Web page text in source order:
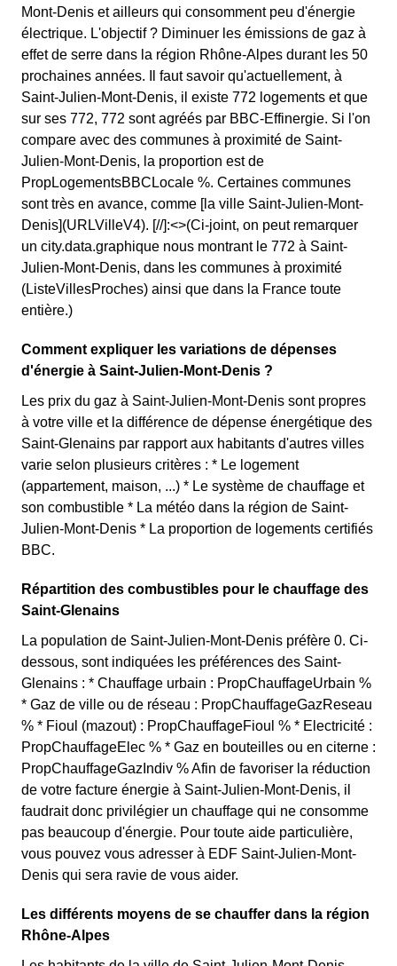
Mont-Denis et ailleurs qui consomment peu d'énergie
électrique. L'objectif ? Diminuer les émissions de gaz à
effet de serre dans la région Rhône-Alpes durant les 50
prochaines années. Il faut savoir qu'actuellement, à
Saint-Julien-Mont-Denis, il existe 772 logements et que
sur ses 772, 772 sont agréés par BBC-Effinergie. Si l'on
compare avec des communes à proximité de Saint-
Julien-Mont-Denis, la proportion est de
PropLogementsBBCLocale %. Certaines communes
sont très en avance, comme [la ville Saint-Julien-Mont-
Denis](URLVilleV4). [//]:<>(Ci-joint, on peut remarquer
un city.data.graphique nous montrant le 772 à Saint-
Julien-Mont-Denis, dans les communes à proximité
(ListeVillesProches) ainsi que dans la France toute
entière.)
Comment expliquer les variations de dépenses
d'énergie à Saint-Julien-Mont-Denis ?
Les prix du gaz à Saint-Julien-Mont-Denis sont propres
à votre ville et la différence de dépense énergétique des
Saint-Glenains par rapport aux habitants d'autres villes
varie selon plusieurs critères : * Le logement
(appartement, maison, ...) * Le système de chauffage et
son combustible * La météo dans la région de Saint-
Julien-Mont-Denis * La proportion de logements certifiés
BBC.
Répartition des combustibles pour le chauffage des
Saint-Glenains
La population de Saint-Julien-Mont-Denis préfère 0. Ci-
dessous, sont indiquées les préférences des Saint-
Glenains : * Chauffage urbain : PropChauffageUrbain %
* Gaz de ville ou de réseau : PropChauffageGazReseau
% * Fioul (mazout) : PropChauffageFioul % * Electricité :
PropChauffageElec % * Gaz en bouteilles ou en citerne :
PropChauffageGazIndiv % Afin de favoriser la réduction
de votre facture énergie à Saint-Julien-Mont-Denis, il
faudrait donc privilégier un chauffage qui ne consomme
pas beaucoup d'énergie. Pour toute aide particulière,
vous pouvez vous adresser à EDF Saint-Julien-Mont-
Denis qui sera ravie de vous aider.
Les différents moyens de se chauffer dans la région
Rhône-Alpes